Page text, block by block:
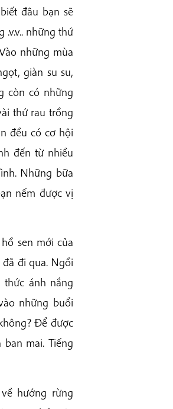
đâu bạn sẽ
những thứ
những mùa
giàn su su,
còn có những
thứ rau trồng
đều có cơ hội
đến từ nhiều
Những bữa
nếm được vị
sen mới của
đi qua. Ngồi
ánh nắng
những buổi
Để được
mai. Tiếng
hướng rừng